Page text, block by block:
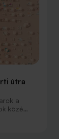
útra
a
közé
A